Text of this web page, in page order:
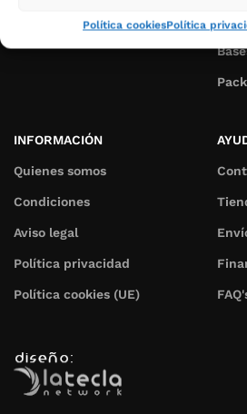
Política cookiesPolítica
INFORMACIÓN
Quienes somos
Condiciones
Aviso legal
Política privacidad
Política cookies (UE)